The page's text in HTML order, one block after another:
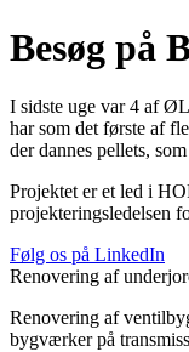
Besøg på
I sidste uge var 4 af
har som det første af
der dannes pellets,
Projektet er et led i
projekteringsledelsen
Følg os på LinkedIn
Renovering af
Renovering af
bygværker på